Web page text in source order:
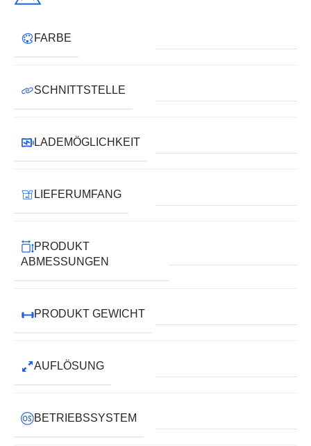
FARBE
SCHNITTSTELLE
LADEMÖGLICHKEIT
LIEFERUMFANG
PRODUKT
ABMESSUNGEN
PRODUKT GEWICHT
AUFLÖSUNG
BETRIEBSSYSTEM